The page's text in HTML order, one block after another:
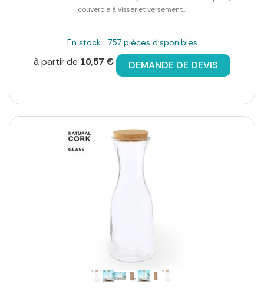
couvercle à visser et versement...
En stock : 757 pièces disponibles
à partir de 10,57 € DEMANDE DE DEVIS